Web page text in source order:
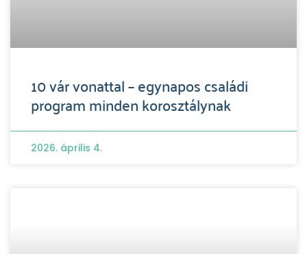
10 vár vonattal – egynapos családi
program minden korosztálynak
2026. április 4.